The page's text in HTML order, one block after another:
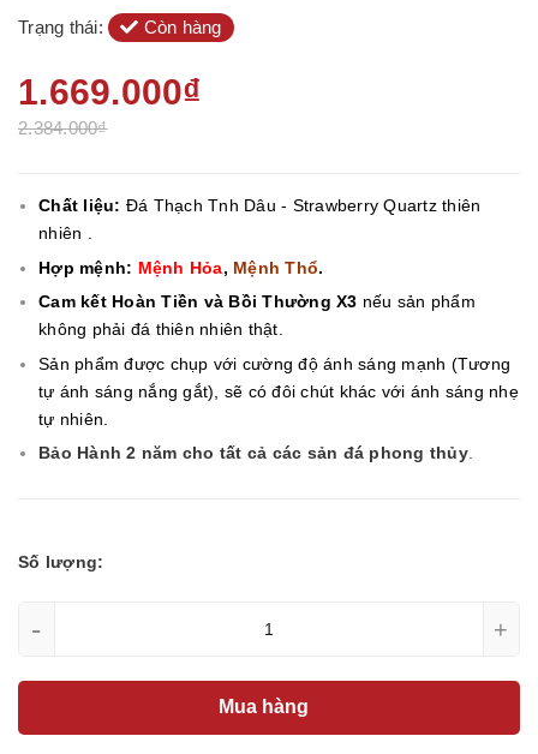
Trạng thái: Còn hàng
1.669.000₫
2.384.000₫
Chất liệu: Đá Thạch Tnh Dâu - Strawberry Quartz thiên
nhiên .
Hợp mệnh: Mệnh Hỏa, Mệnh Thổ.
Cam kết Hoàn Tiền và Bồi Thường X3 nếu sản phẩm
không phải đá thiên nhiên thật.
Sản phẩm được chụp với cường độ ánh sáng mạnh (Tương
tự ánh sáng nắng gắt), sẽ có đôi chút khác với ánh sáng nhẹ
tự nhiên.
Bảo Hành 2 năm cho tất cả các sản đá phong thủy.
Số lượng:
- +
Mua hàng